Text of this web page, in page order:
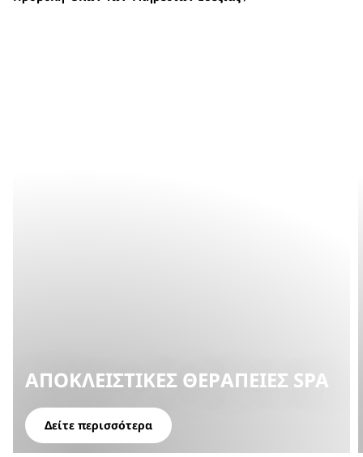
ΑΠΟΚΛΕΙΣΤΙΚΈΣ ΘΕΡΑΠΕΊΕΣ SPA
Δείτε περισσότερα